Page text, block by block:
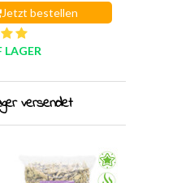
Jetzt bestellen
LAGER
versendet